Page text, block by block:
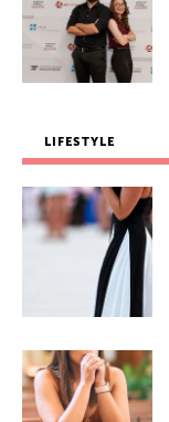
LIFESTYLE